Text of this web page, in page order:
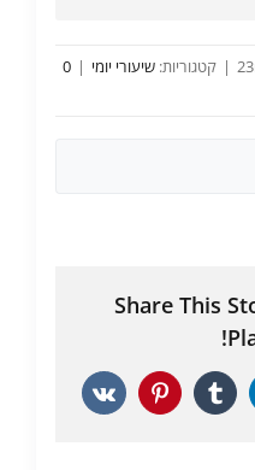
| קטגוריות: שיעורי יומי |
0
Share This
Tumblr
Pinterest
Vk